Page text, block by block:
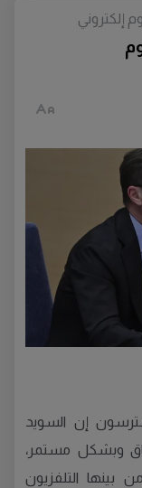
إلكتروني
إن السويد
وبشكل مستمر،
التلفزيون